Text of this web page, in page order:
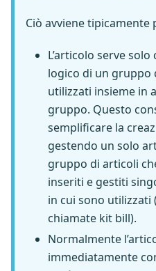
Ciò avviene
L’articolo serve
logico di un gruppo
utilizzati insieme in
gruppo. Questo
semplificare la
gestendo un solo
gruppo di articoli
inseriti e gestiti
in cui sono
chiamate kit bill).
Normalmente
immediatamente